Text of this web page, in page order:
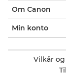
Om Canon
Min konto
Vilkår